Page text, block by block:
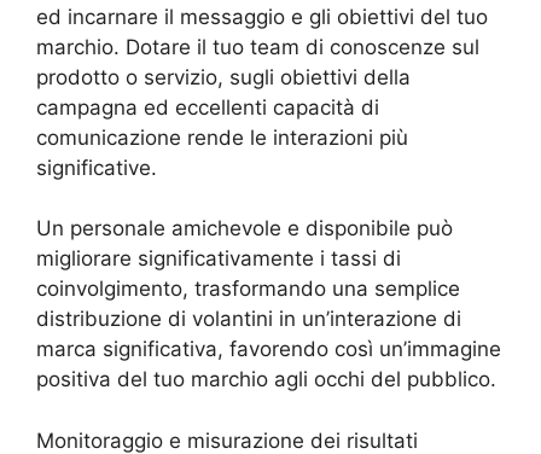
ed incarnare il messaggio e gli obiettivi del tuo
marchio. Dotare il tuo team di conoscenze sul
prodotto o servizio, sugli obiettivi della
campagna ed eccellenti capacità di
comunicazione rende le interazioni più
significative.
Un personale amichevole e disponibile può
migliorare significativamente i tassi di
coinvolgimento, trasformando una semplice
distribuzione di volantini in un’interazione di
marca significativa, favorendo così un’immagine
positiva del tuo marchio agli occhi del pubblico.
Monitoraggio e misurazione dei risultati